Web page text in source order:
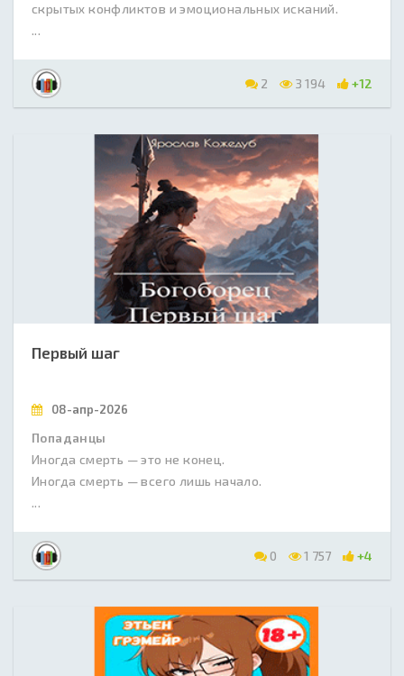
скрытых конфликтов и эмоциональных исканий.
...
2 3 194 +12
Первый шаг
08-апр-2026
Попаданцы
Иногда смерть — это не конец.
Иногда смерть — всего лишь начало.
...
0 1 757 +4